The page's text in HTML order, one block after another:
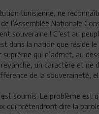
tunisienne, ne
l’Assemblée Nationale
souveraine ! C’est au
dans la nation que réside
qui n’admet, au
un caractère et
de la souveraineté,
est soumis. Le problème est
qui prétendront dire la